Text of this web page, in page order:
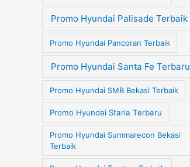
Promo Hyundai Palisade Terbaik
Promo Hyundai Pancoran Terbaik
Promo Hyundai Santa Fe Terbaru
Promo Hyundai SMB Bekasi Terbaik
Promo Hyundai Staria Terbaru
Promo Hyundai Summarecon Bekasi
Terbaik